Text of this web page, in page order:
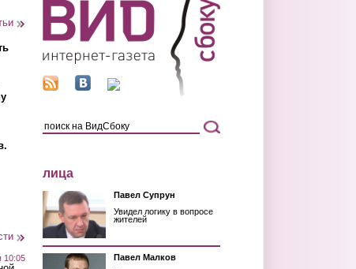
10:05
лица
Павел Супрун
Увидел логику в вопросе
жителей
Павел Малков